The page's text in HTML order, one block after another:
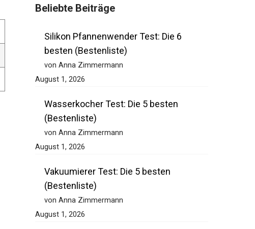
Beliebte Beiträge
Silikon Pfannenwender Test: Die 6
besten (Bestenliste)
von Anna Zimmermann
August 1, 2026
Wasserkocher Test: Die 5 besten
(Bestenliste)
von Anna Zimmermann
August 1, 2026
Vakuumierer Test: Die 5 besten
(Bestenliste)
von Anna Zimmermann
August 1, 2026